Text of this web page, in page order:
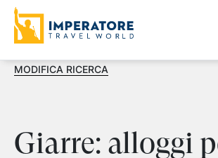
MODIFICA RICERCA
Giarre: alloggi